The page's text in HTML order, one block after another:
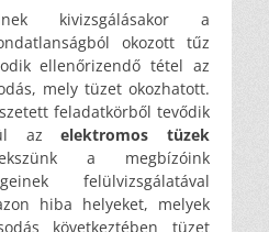
kivizsgálásakor a
okozott tűz
ellenőrizendő tétel az
mely tüzet okozhatott.
feladatkörből tevődik
azelektromos tüzek
a megbízóink
felülvizsgálatával
hiba helyeket, melyek
következtében tüzet